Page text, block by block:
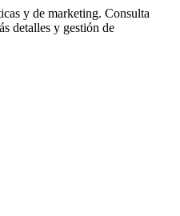
y de marketing. Consulta
detalles y gestión de